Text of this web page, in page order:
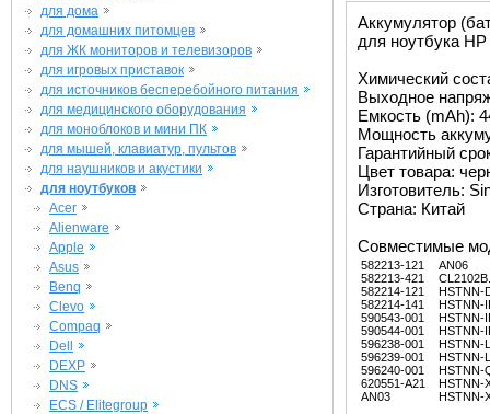
для дома
для домашних питомцев
для ЖК мониторов и телевизоров
для игровых приставок
для источников бесперебойного питания
для медицинского оборудования
для моноблоков и мини ПК
для мышей, клавиатур, пультов
для наушников и акустики
для ноутбуков
Acer
Alienware
Apple
Asus
Benq
Clevo
Compaq
Dell
DEXP
DNS
ECS / Elitegroup
Аккумулятор
для ноутбука
Химический
Выходное
Емкость (mAh):
Мощность
Гарантийный
Цвет товара:
Изготовитель:
Страна: Китай
Совместимые
582213-121
582213-421
582214-121
582214-141
590543-001
590544-001
596238-001
596239-001
596240-001
620551-A21
AN03
AN06
HSTNN-
HSTNN-
HSTNN-
HSTNN-
HSTNN-
HSTNN-
HSTNN-
HSTNN-
HSTNN-